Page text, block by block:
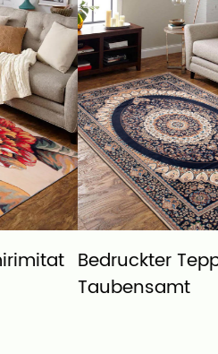
Teppich aus